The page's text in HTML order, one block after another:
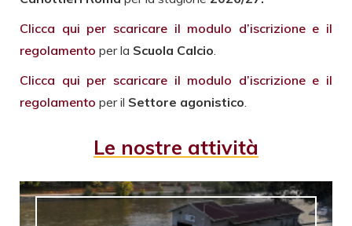
Clicca qui per scaricare il modulo d’iscrizione e il
regolamento per la Scuola Calcio
Clicca qui per scaricare il modulo d’iscrizione e il
regolamento per il Settore agonistico
Le nostre attività